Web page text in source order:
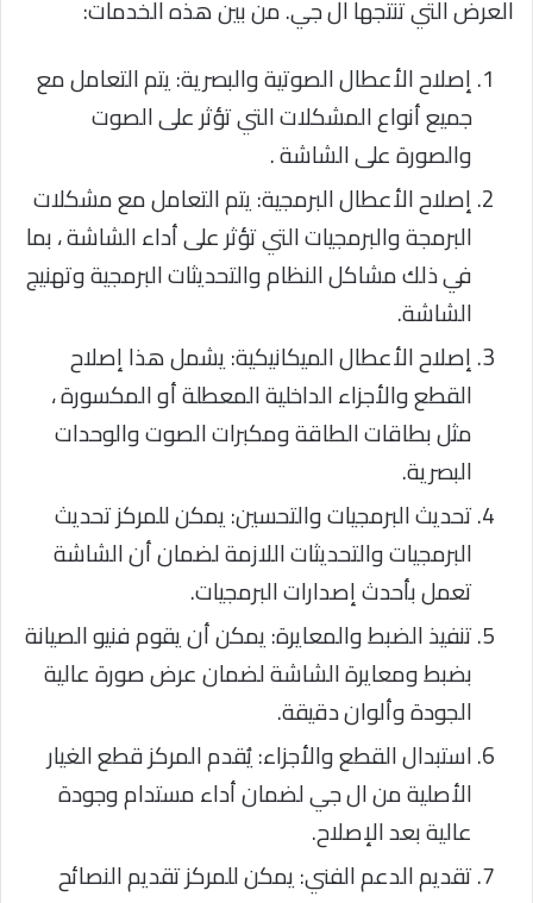
العرض التي تنتجها ال جي. من بين هذه الخدمات:
إصلاح الأعطال الصوتية والبصرية: يتم التعامل مع
جميع أنواع المشكلات التي تؤثر على الصوت
والصورة على الشاشة .
إصلاح الأعطال البرمجية: يتم التعامل مع مشكلات
البرمجة والبرمجيات التي تؤثر على أداء الشاشة ، بما
في ذلك مشاكل النظام والتحديثات البرمجية وتهنيج
الشاشة.
إصلاح الأعطال الميكانيكية: يشمل هذا إصلاح
القطع والأجزاء الداخلية المعطلة أو المكسورة ،
مثل بطاقات الطاقة ومكبرات الصوت والوحدات
البصرية.
تحديث البرمجيات والتحسين: يمكن للمركز تحديث
البرمجيات والتحديثات اللازمة لضمان أن الشاشة
تعمل بأحدث إصدارات البرمجيات.
تنفيذ الضبط والمعايرة: يمكن أن يقوم فنيو الصيانة
بضبط ومعايرة الشاشة لضمان عرض صورة عالية
الجودة وألوان دقيقة.
استبدال القطع والأجزاء: يُقدم المركز قطع الغيار
الأصلية من ال جي لضمان أداء مستدام وجودة
عالية بعد الإصلاح.
تقديم الدعم الفني: يمكن للمركز تقديم النصائح